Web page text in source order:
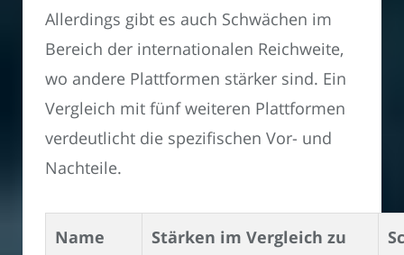
Allerdings gibt es auch Schwächen im
Bereich der internationalen Reichweite,
wo andere Plattformen stärker sind. Ein
Vergleich mit fünf weiteren Plattformen
verdeutlicht die spezifischen Vor- und
Nachteile.
Name
Stärken im Vergleich zu